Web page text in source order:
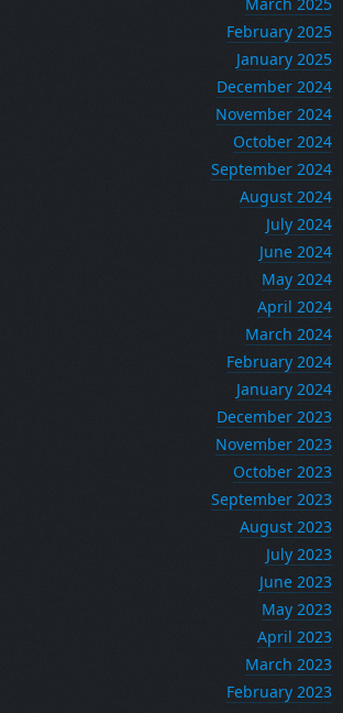
February 2025
January 2025
December 2024
November 2024
October 2024
September 2024
August 2024
July 2024
June 2024
May 2024
April 2024
March 2024
February 2024
January 2024
December 2023
November 2023
October 2023
September 2023
August 2023
July 2023
June 2023
May 2023
April 2023
March 2023
February 2023